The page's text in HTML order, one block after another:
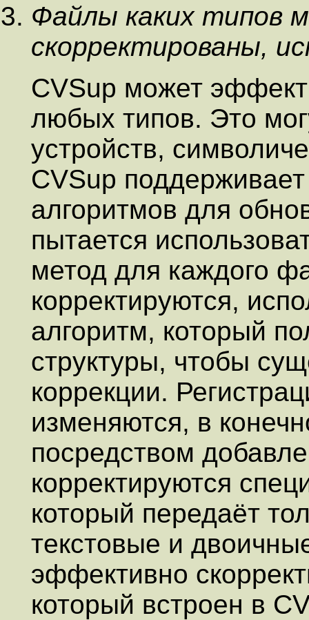
Файлы каких типов
скорректированы,
CVSup может
любых типов. Это
устройств,
CVSup
алгоритмов для
пытается
метод для каждого
корректируются,
алгоритм, который
структуры, чтобы
коррекции.
изменяются, в
посредством
корректируются
который передаёт
текстовые и
эффективно
который встроен в